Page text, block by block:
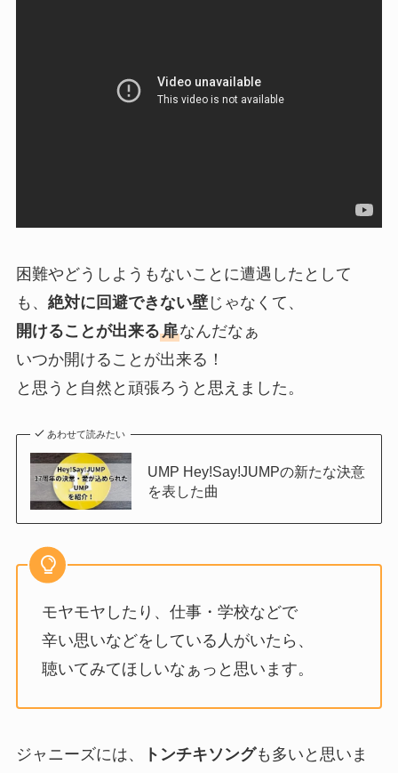
困難やどうしようもないことに遭遇したとして
も、 絶対に回避できない壁じゃなくて、
開けることが出来る扉なんだなぁ
いつか開けることが出来る！
と思うと自然と頑張ろうと思えました。
あわせて読みたい
UMP Hey!Say!JUMPの新たな決意
を表した曲
モヤモヤしたり、仕事・学校などで
辛い思いなどをしている人がいたら、
聴いてみてほしいなぁっと思います。
ジャニーズには、 トンチキソングも多いと思いま